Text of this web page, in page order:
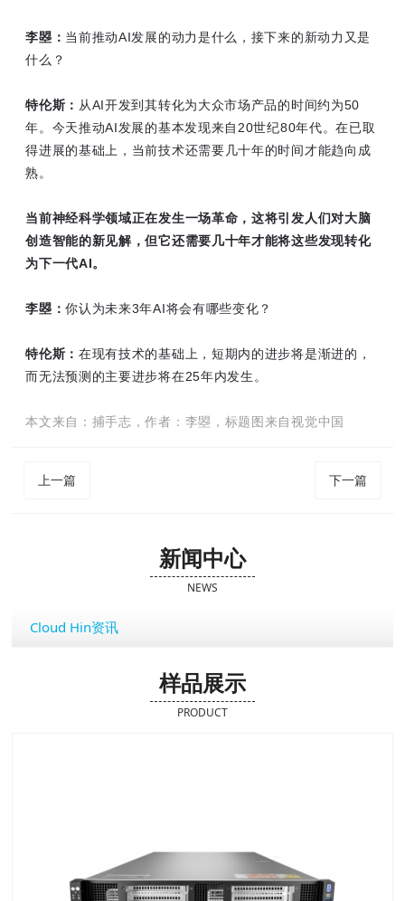
李曌： 当前推动AI发展的动力是什么，接下来的新动力又是
什么？
特伦斯： 从AI开发到其转化为大众市场产品的时间约为50
年。今天推动AI发展的基本发现来自20世纪80年代。在已取
得进展的基础上，当前技术还需要几十年的时间才能趋向成
熟。
当前神经科学领域正在发生一场革命，这将引发人们对大脑
创造智能的新见解，但它还需要几十年才能将这些发现转化
为下一代AI。
李曌：你认为未来3年AI将会有哪些变化？
特伦斯： 在现有技术的基础上，短期内的进步将是渐进的，
而无法预测的主要进步将在25年内发生。
本文来自：捕手志，作者：李曌，标题图来自视觉中国
上一篇 下一篇
新闻中心
NEWS
Cloud Hin资讯
样品展示
PRODUCT